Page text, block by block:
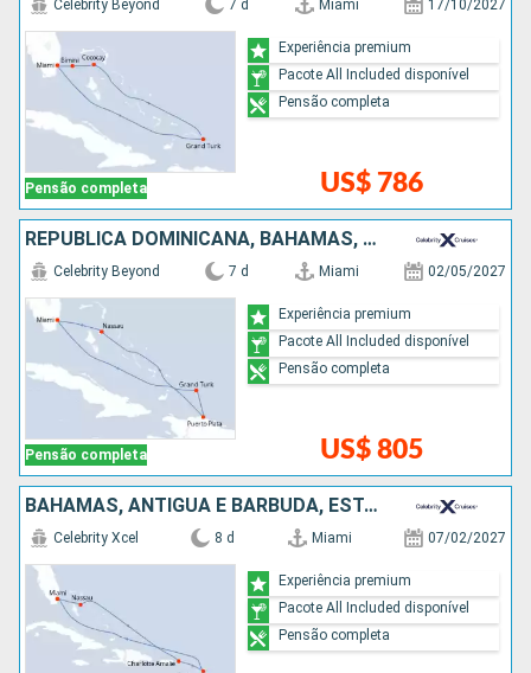
Pensão completa
Celebrity Beyond 7 d Miami 17/10/2027
US$ 786
Experiência premium
Pacote All Included disponível
Pensão completa
REPUBLICA DOMINICANA, BAHAMAS, ESTADOS UNIDOS
Pensão completa
Celebrity Beyond 7 d Miami 02/05/2027
US$ 805
Experiência premium
Pacote All Included disponível
Pensão completa
BAHAMAS, ANTIGUA E BARBUDA, ESTADOS UNIDOS
Celebrity Xcel 8 d Miami 07/02/2027
Experiência premium
Pacote All Included disponível
Pensão completa